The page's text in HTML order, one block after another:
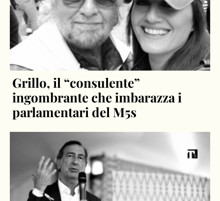
Grillo, il “consulente”
ingombrante che imbarazza i
parlamentari del M5s